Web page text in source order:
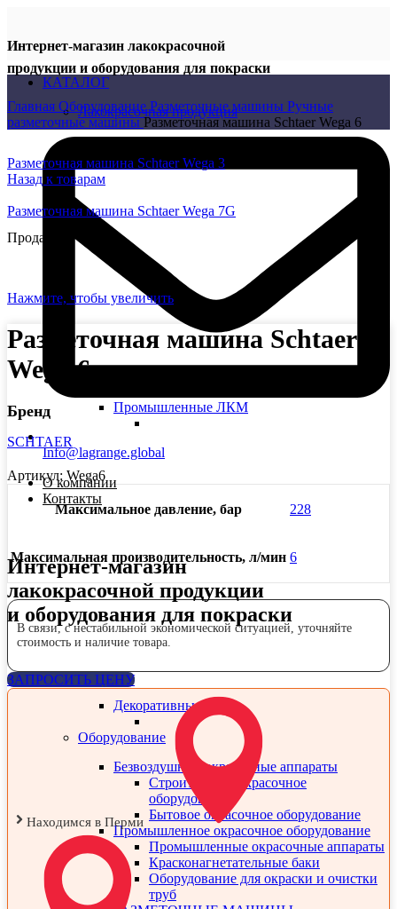
Интернет-магазин лакокрасочной
продукции и оборудования для покраски
Info@lagrange.global
О компании
Контакты
Интернет-магазин
лакокрасочной продукции
и оборудования для покраски
КАТАЛОГ
Лакокрасочная продукция
Промышленные ЛКМ
Декоративные ЛКМ
Оборудование
Безвоздушные окрасочные аппараты
Строительное окрасочное
оборудование
Бытовое окрасочное оборудование
Промышленное окрасочное оборудование
Промышленные окрасочные аппараты
Красконагнетательные баки
Оборудование для окраски и очистки
труб
Главная ОборудованиеРазметочные машины Ручные
разметочные машиныРазметочная машина Schtaer Wega 6
Разметочная машина Schtaer Wega 3
Назад к товарам
Разметочная машина Schtaer Wega 7G
Продано
Нажмите, чтобы увеличить
Разметочная машина Schtaer
Wega 6
Бренд
SCHTAER
Артикул: Wega6
Максимальное давление, бар 228
Максимальная производительность, л/мин 6
В связи, с нестабильной экономической ситуацией, уточняйте
стоимость и наличие товара.
ЗАПРОСИТЬ ЦЕНУ
Находимся в Перми